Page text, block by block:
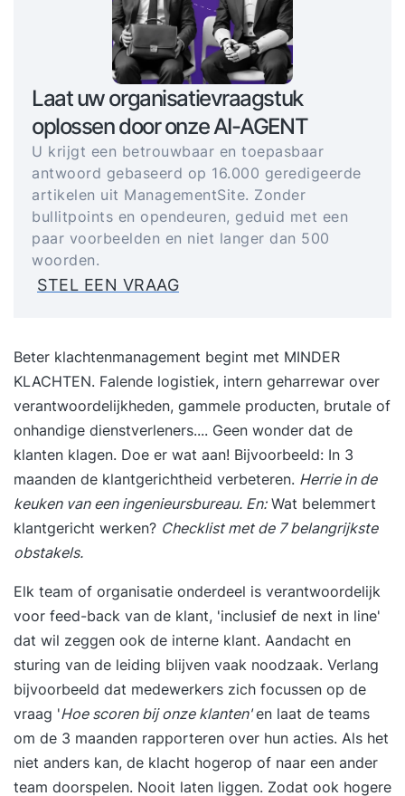
Laat uw organisatievraagstuk
oplossen door onze AI-AGENT
U krijgt een betrouwbaar en toepasbaar
antwoord gebaseerd op 16.000 geredigeerde
artikelen uit ManagementSite. Zonder
bullitpoints en opendeuren, geduid met een
paar voorbeelden en niet langer dan 500
woorden.
STEL EEN VRAAG
Beter klachtenmanagement begint met MINDER
KLACHTEN. Falende logistiek, intern geharrewar over
verantwoordelijkheden, gammele producten, brutale of
onhandige dienstverleners.... Geen wonder dat de
klanten klagen. Doe er wat aan! Bijvoorbeeld: In 3
maanden de klantgerichtheid verbeteren. Herrie in de
keuken van een ingenieursbureau. En:Wat belemmert
klantgericht werken? Checklist met de 7 belangrijkste
obstakels.
Elk team of organisatie onderdeel is verantwoordelijk
voor feed-back van de klant, 'inclusief de next in line'
dat wil zeggen ook de interne klant. Aandacht en
sturing van de leiding blijven vaak noodzaak. Verlang
bijvoorbeeld dat medewerkers zich focussen op de
vraag 'Hoe scoren bij onze klanten'en laat de teams
om de 3 maanden rapporteren over hun acties. Als het
niet anders kan, de klacht hogerop of naar een ander
team doorspelen. Nooit laten liggen. Zodat ook hogere